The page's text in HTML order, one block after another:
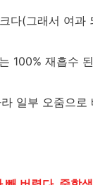
다(그래서 여과
100% 재흡수
일부 오줌으